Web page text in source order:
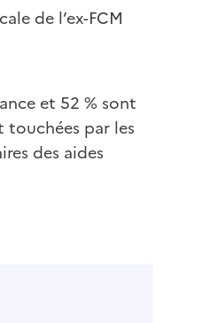
de l’ex-FCM
et 52 % sont
touchées par les
des aides